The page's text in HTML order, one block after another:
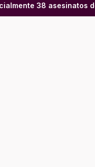
38 asesinatos de